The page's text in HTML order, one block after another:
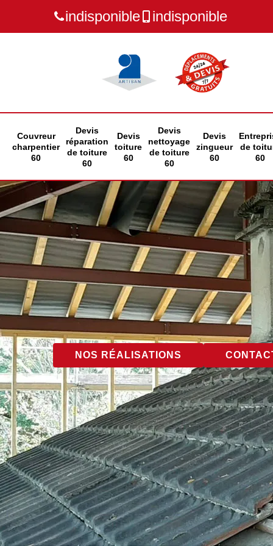
indisponible indisponible
Couvreur
charpentier
60
Devis
réparation
de toiture
60
Devis
toiture
60
Devis
nettoyage
de toiture
60
Devis
zingueur
60
de
60
NOS RÉALISATIONS